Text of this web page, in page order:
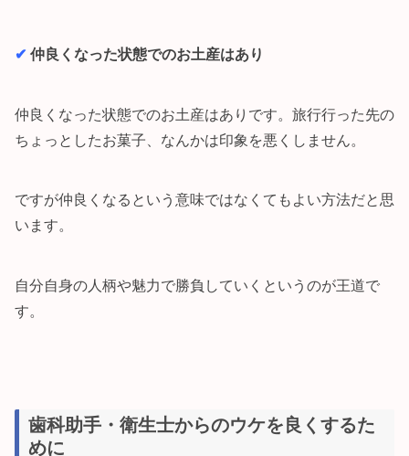
✔︎ 仲良くなった状態でのお土産はあり
仲良くなった状態でのお土産はありです。旅行行った先の
ちょっとしたお菓子、なんかは印象を悪くしません。
ですが仲良くなるという意味ではなくてもよい方法だと思
います。
自分自身の人柄や魅力で勝負していくというのが王道で
す。
歯科助手・衛生士からのウケを良くするた
めに